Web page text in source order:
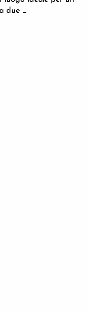
due _